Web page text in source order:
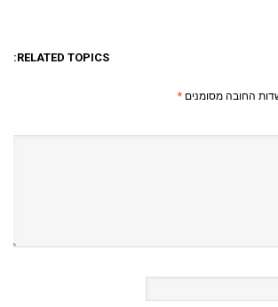
RELATED TOPICS:
החובה מסומנים *